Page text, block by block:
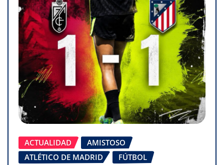
ACTUALIDAD
AMISTOSO
ATLÉTICO DE MADRID
FÚTBOL